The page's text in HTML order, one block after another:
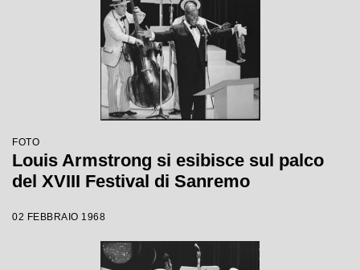
FOTO
Louis Armstrong si esibisce sul palco
del XVIII Festival di Sanremo
02 FEBBRAIO 1968